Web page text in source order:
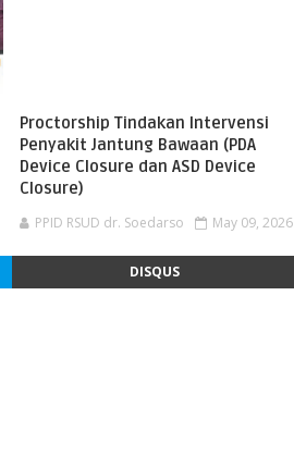
Proctorship Tindakan Intervensi
Penyakit Jantung Bawaan (PDA
Device Closure dan ASD Device
Closure)
PPID RSUD dr. Soedarso May 09, 2026
DISQUS